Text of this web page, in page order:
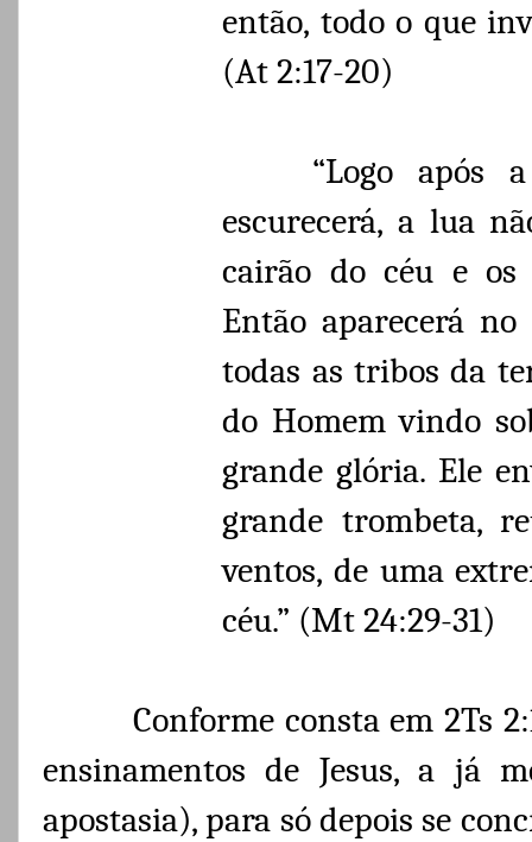
então, todo o que
(At 2:17-20)
“Logo após
escurecerá, a lua
cairão do céu e os
Então aparecerá
todas as tribos da
do Homem vindo
grande glória. Ele
grande trombeta,
ventos, de uma
céu.” (Mt 24:29-31)
Conforme consta em 2Ts
ensinamentos de Jesus, a já
apostasia), para só depois se